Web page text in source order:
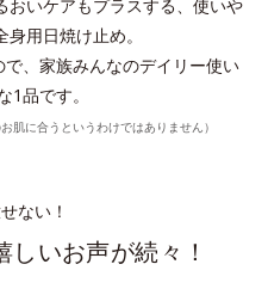
おいケアもプラスする、使いや
用日焼け止め。
、家族みんなのデイリー使い
1品です。
肌に合うというわけではありません）
ない！
いお声が続々！